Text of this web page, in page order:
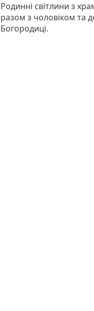
Родинні світлини з
разом з чоловіком та
Богородиці.